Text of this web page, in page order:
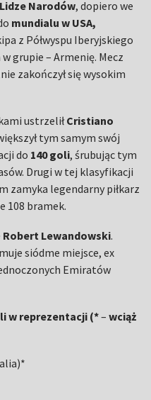
Lidze Narodów, dopiero we
mundialu w USA,
z Półwyspu Iberyjskiego
grupie – Armenię. Mecz
zakończył się wysokim
ustrzeliłCristiano
tym samym swój
do 140 goli, śrubując tym
Drugi w tej klasyfikacji
zamyka legendarny piłkarz
108 bramek.
Robert Lewandowski.
siódme miejsce, ex
Emiratów
w reprezentacji (*– wciąż